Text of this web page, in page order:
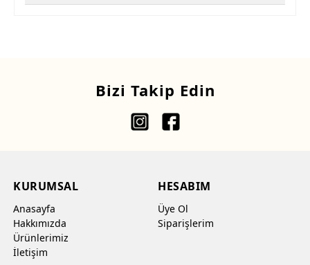
Bizi Takip Edin
KURUMSAL
Anasayfa
Hakkımızda
Ürünlerimiz
İletişim
HESABIM
Üye Ol
Siparişlerim